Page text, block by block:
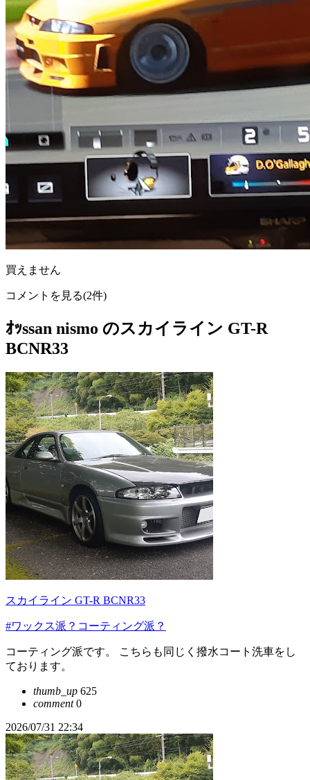
買えません
コメントを見る(2件)
ｵｯssan nismo のスカイライン GT-R
BCNR33
スカイライン GT-R BCNR33
#ワックス派？コーティング派？
コーティング派です。 こちらも同じく撥水コート洗車をし
ております。
thumb_up 625
comment0
2026/07/31 22:34